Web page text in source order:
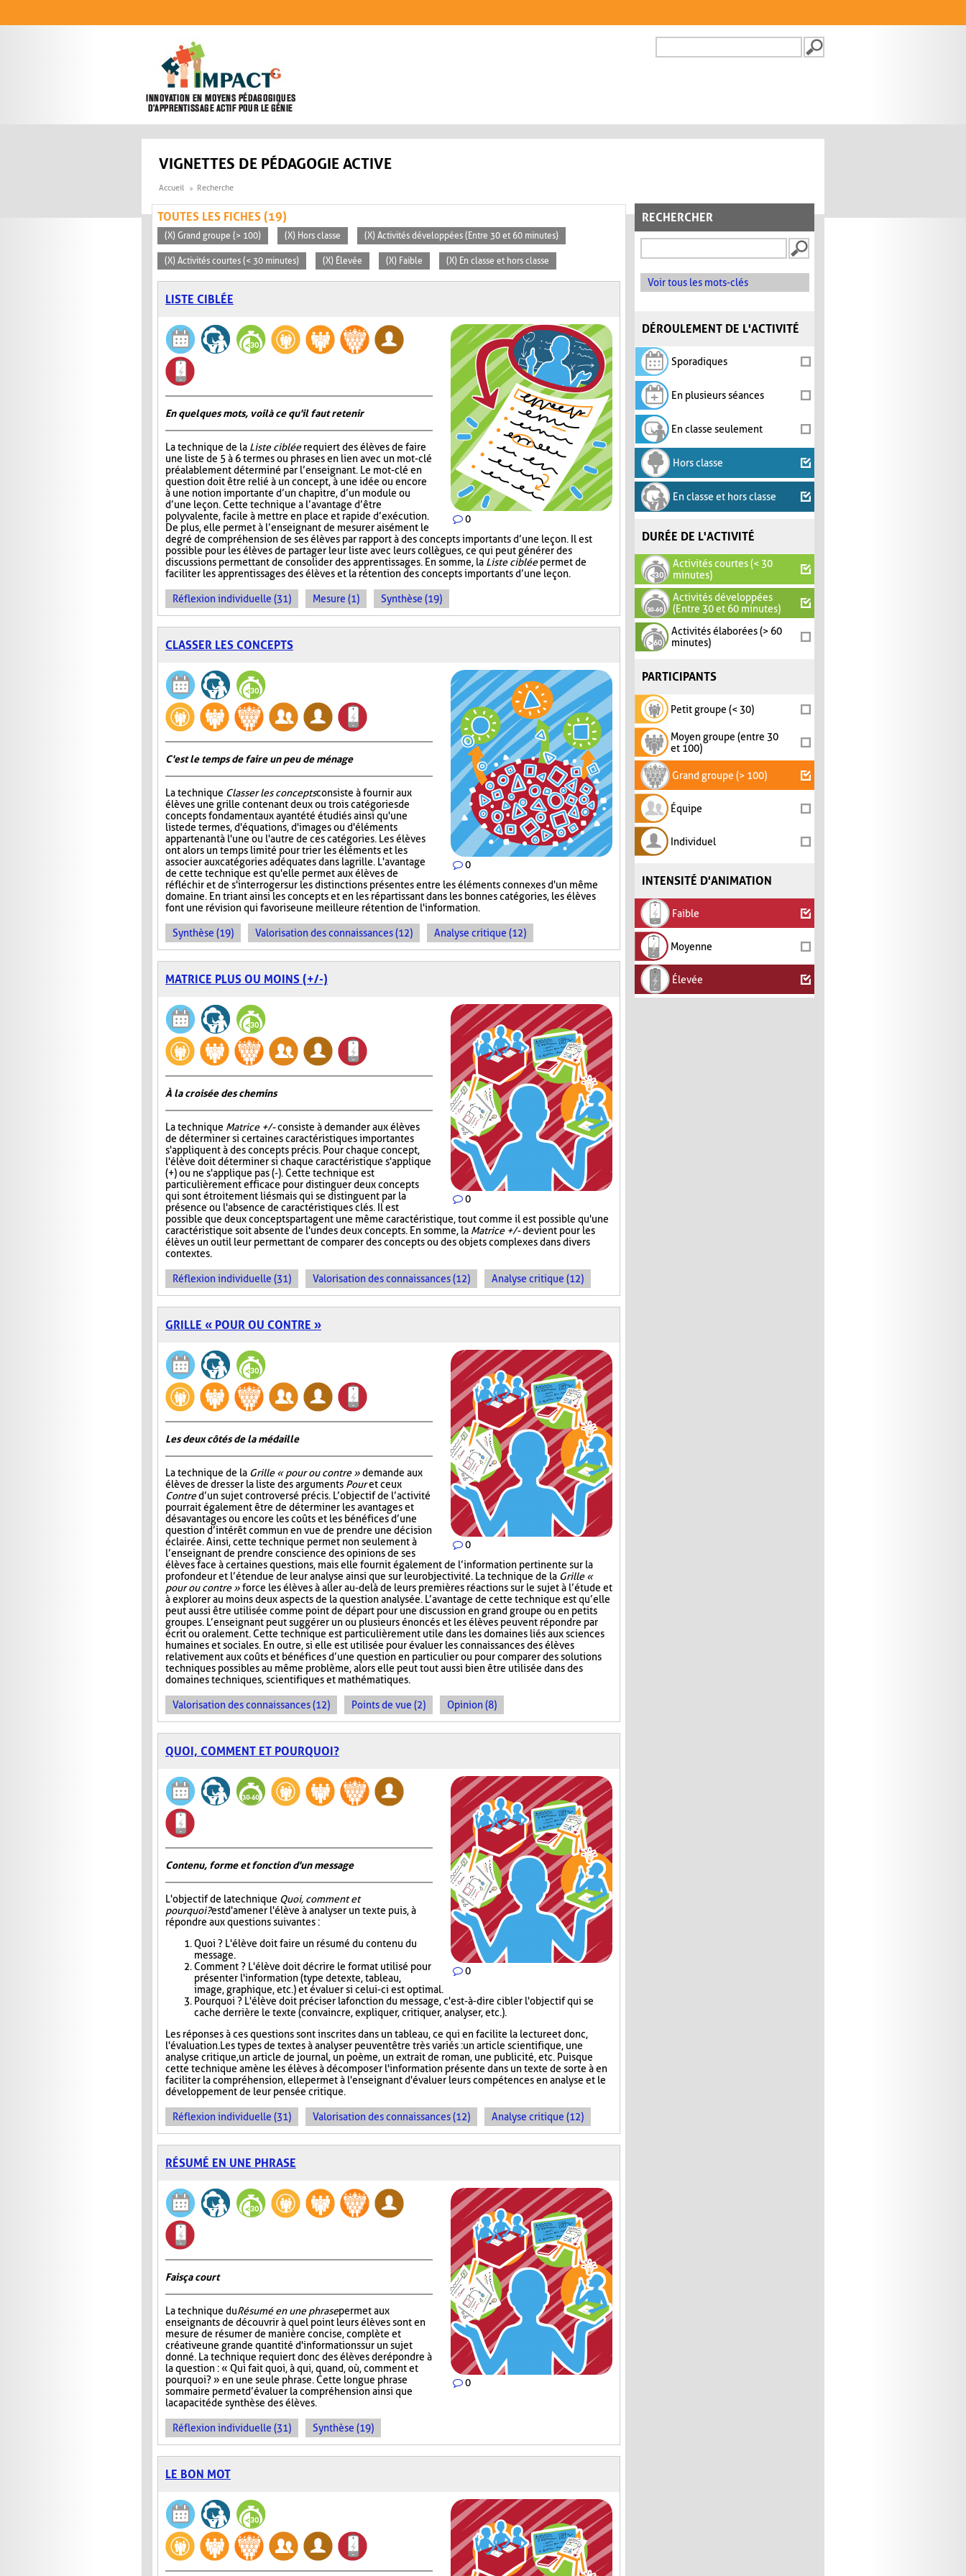
FORMULAIRE DE
VIGNETTES DE PÉDAGOGIE ACTIVE
Accueil Recherche
RECHERCHER
Voir tous les mots-clés
DÉROULEMENT DE L'ACTIVITÉ
Sporadiques
En plusieurs séances
En classe seulement
Hors classe
En classe et hors classe
DURÉE DE L'ACTIVITÉ
Activités courtes (< 30
minutes)
Activités développées
(Entre 30 et 60 minutes)
Activités élaborées (> 60
minutes)
PARTICIPANTS
Petit groupe (< 30)
Moyen groupe (entre 30
et 100)
Grand groupe (> 100)
Équipe
Individuel
INTENSITÉ D'ANIMATION
Faible
Moyenne
Élevée
TOUTES LES FICHES (19)
(X) Grand groupe (> 100) (X) Hors classe (X) Activités développées (Entre 30 et 60 minutes)
(X) Activités courtes (< 30 minutes) (X) Élevée (X) Faible (X) En classe et hors classe
LISTE CIBLÉE
0
En quelques mots, voilà ce qu'il faut retenir
La technique de la Liste cibléerequiert des élèves de faire
une liste de 5 à 6 termes ou phrases en lien avec un mot-clé
préalablement déterminé par l’enseignant. Le mot-clé en
question doit être relié à un concept, à une idée ou encore
à une notion importante d’un chapitre, d’un module ou
d’une leçon. Cette technique a l’avantage d’être
polyvalente, facile à mettre en place et rapide d’exécution.
De plus, elle permet à l’enseignant de mesurer aisément le
degré de compréhension de ses élèves par rapport à des concepts importants d’une leçon. Il est
possible pour les élèves de partager leur liste avec leurs collègues, ce qui peut générer des
discussions permettant de consolider des apprentissages. En somme, la Liste cibléepermet de
faciliter les apprentissages des élèves et la rétention des concepts importants d’une leçon.
Réflexion individuelle (31) Mesure (1) Synthèse (19)
CLASSER LES CONCEPTS
0
C'est le temps de faire un peu de ménage
La technique Classer les conceptsconsiste à fournir aux
élèves une grille contenant deux ou trois catégories de
concepts fondamentaux ayant été étudiés ainsi qu'une
liste de termes, d'équations, d'images ou d'éléments
appartenant à l'une ou l'autre de ces catégories. Les élèves
ont alors un temps limité pour trier les éléments et les
associer aux catégories adéquates dans la grille. L'avantage
de cette technique est qu'elle permet aux élèves de
réfléchir et de s'interroger sur les distinctions présentes entre les éléments connexes d'un même
domaine. En triant ainsi les concepts et en les répartissant dans les bonnes catégories, les élèves
font une révision qui favorise une meilleure rétention de l'information.
Synthèse (19) Valorisation des connaissances (12) Analyse critique (12)
MATRICE PLUS OU MOINS (+/-)
0
À la croisée des chemins
La technique Matrice +/-consiste à demander aux élèves
de déterminer si certaines caractéristiques importantes
s'appliquent à des concepts précis. Pour chaque concept,
l'élève doit déterminer si chaque caractéristique s'applique
(+) ou ne s'applique pas (-). Cette technique est
particulièrement efficace pour distinguer deux concepts
qui sont étroitement liés mais qui se distinguent par la
présence ou l'absence de caractéristiques clés. Il est
possible que deux concepts partagent une même caractéristique, tout comme il est possible qu'une
caractéristique soit absente de l'un des deux concepts. En somme, la Matrice +/-devient pour les
élèves un outil leur permettant de comparer des concepts ou des objets complexes dans divers
contextes.
Réflexion individuelle (31) Valorisation des connaissances (12) Analyse critique (12)
GRILLE « POUR OU CONTRE »
0
Les deux côtés de la médaille
La technique de la Grille « pour ou contre »demande aux
élèves de dresser la liste des arguments Pouret ceux
Contred’un sujet controversé précis. L’objectif de l’activité
pourrait également être de déterminer les avantages et
désavantages ou encore les coûts et les bénéfices d’une
question d’intérêt commun en vue de prendre une décision
éclairée. Ainsi, cette technique permet non seulement à
l’enseignant de prendre conscience des opinions de ses
élèves face à certaines questions, mais elle fournit également de l’information pertinente sur la
profondeur et l’étendue de leur analyse ainsi que sur leur objectivité. La technique de la Grille «
pour ou contre »force les élèves à aller au-delà de leurs premières réactions sur le sujet à l’étude et
à explorer au moins deux aspects de la question analysée. L’avantage de cette technique est qu’elle
peut aussi être utilisée comme point de départ pour une discussion en grand groupe ou en petits
groupes. L’enseignant peut suggérer un ou plusieurs énoncés et les élèves peuvent répondre par
écrit ou oralement. Cette technique est particulièrement utile dans les domaines liés aux sciences
humaines et sociales. En outre, si elle est utilisée pour évaluer les connaissances des élèves
relativement aux coûts et bénéfices d’une question en particulier ou pour comparer des solutions
techniques possibles au même problème, alors elle peut tout aussi bien être utilisée dans des
domaines techniques, scientifiques et mathématiques.
Valorisation des connaissances (12) Points de vue (2) Opinion (8)
QUOI, COMMENT ET POURQUOI?
0
Contenu, forme et fonction d'un message
L'objectif de la technique Quoi, comment et
pourquoi?est d'amener l'élève à analyser un texte puis, à
répondre aux questions suivantes :
Quoi ? L'élève doit faire un résumé du contenu du
message.
Comment ? L'élève doit décrire le format utilisé pour
présenter l'information (type de texte, tableau,
image, graphique, etc.) et évaluer si celui-ci est optimal.
Pourquoi ? L'élève doit préciser la fonction du message, c'est-à-dire cibler l'objectif qui se
cache derrière le texte (convaincre, expliquer, critiquer, analyser, etc.).
Les réponses à ces questions sont inscrites dans un tableau, ce qui en facilite la lecture et donc,
l'évaluation. Les types de textes à analyser peuvent être très variés : un article scientifique, une
analyse critique, un article de journal, un poème, un extrait de roman, une publicité, etc. Puisque
cette technique amène les élèves à décomposer l'information présente dans un texte de sorte à en
faciliter la compréhension, elle permet à l'enseignant d'évaluer leurs compétences en analyse et le
développement de leur pensée critique.
Réflexion individuelle (31) Valorisation des connaissances (12) Analyse critique (12)
RÉSUMÉ EN UNE PHRASE
0
Fais ça court
La technique duRésumé en une phrasepermet aux
enseignants de découvrir à quel point leurs élèves sont en
mesure de résumer de manière concise, complète et
créative une grande quantité d'informations sur un sujet
donné. La technique requiert donc des élèves de répondre à
la question : « Qui fait quoi, à qui, quand, où, comment et
pourquoi? » en une seule phrase. Cette longue phrase
sommaire permet d’évaluer la compréhension ainsi que
la capacité de synthèse des élèves.
Réflexion individuelle (31) Synthèse (19)
LE BON MOT